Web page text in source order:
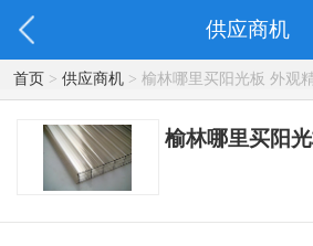
供应商机
首页> 供应商机> 榆林哪里买阳光板 外观
榆林哪里买阳